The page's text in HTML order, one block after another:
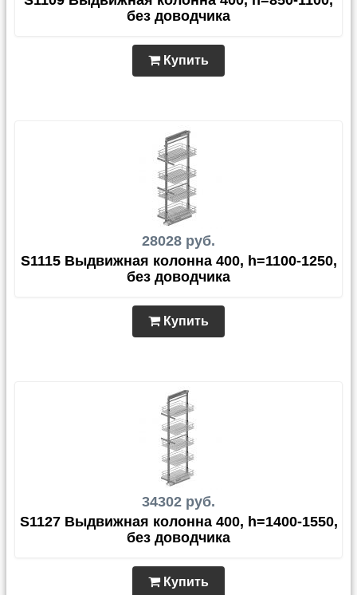
без доводчика
Купить
28028 руб.
S1115 Выдвижная колонна 400, h=1100-1250,
без доводчика
Купить
34302 руб.
S1127 Выдвижная колонна 400, h=1400-1550,
без доводчика
Купить